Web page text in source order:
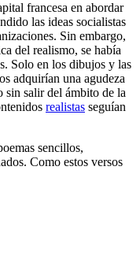
francesa en abordar
las ideas socialistas
Sin embargo,
del realismo, se había
Solo en los dibujos y las
adquirían una agudeza
sin salir del ámbito de la
realistas seguían
sencillos,
Como estos versos